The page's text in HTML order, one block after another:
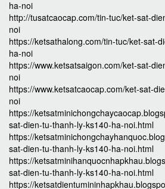
ha-noi
http://tusatcaocap.com/tin-tuc/ket-sat-
noi
https://ketsathalong.com/tin-tuc/ket-sat-
ha-noi
https://www.ketsatsaigon.com/ket-sat-
noi
https://www.ketsatcaocap.com/ket-sat-
noi
https://
sat-dien-tu-thanh-ly-ks140-ha-noi.html
https://
sat-dien-tu-thanh-ly-ks140-ha-noi.html
https://
sat-dien-tu-thanh-ly-ks140-ha-noi.html
https://